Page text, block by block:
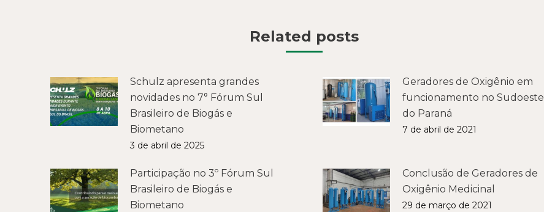
Related posts
Schulz apresenta grandes
novidades no 7° Fórum Sul
Brasileiro de Biogás e
Biometano
3 de abril de 2025
Geradores de Oxigênio em
funcionamento no Sudoeste
do Paraná
7 de abril de 2021
Participação no 3º Fórum Sul
Brasileiro de Biogás e
Biometano
Conclusão de Geradores de
Oxigênio Medicinal
29 de março de 2021